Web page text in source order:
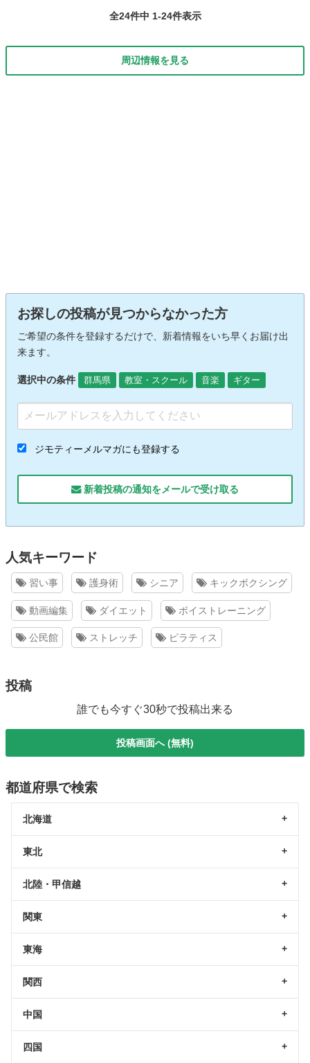
全24件中 1-24件表示
周辺情報を見る
お探しの投稿が見つからなかった方
ご希望の条件を登録するだけで、新着情報をいち早くお届け出
来ます。
選択中の条件 群馬県 教室・スクール 音楽 ギター
ジモティーメルマガにも登録する
新着投稿の通知をメールで受け取る
人気キーワード
習い事 護身術 シニア キックボクシング
動画編集 ダイエット ボイストレーニング
公民館 ストレッチ ピラティス
投稿
誰でも今すぐ30秒で投稿出来る
投稿画面へ (無料)
都道府県で検索
北海道
東北
北陸・甲信越
関東
東海
関西
中国
四国